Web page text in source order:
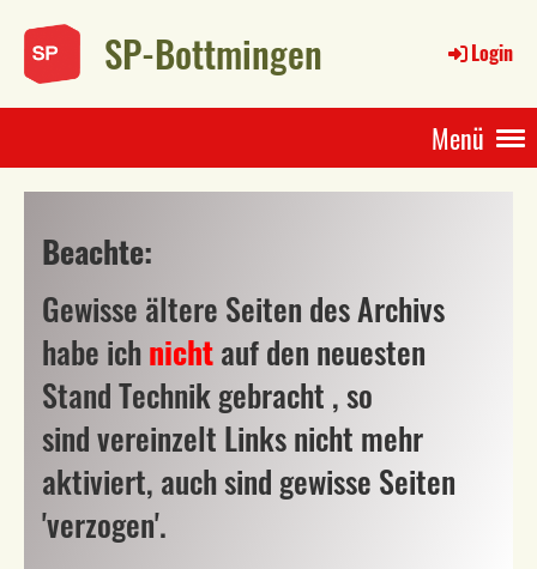
SP-Bottmingen Login
Menü
Beachte:
Gewisse ältere Seiten des Archivs
habe ichnichtauf den neuesten
Stand Technik gebracht , so
sind vereinzelt Links nicht mehr
aktiviert, auch sind gewisse Seiten
'verzogen'.